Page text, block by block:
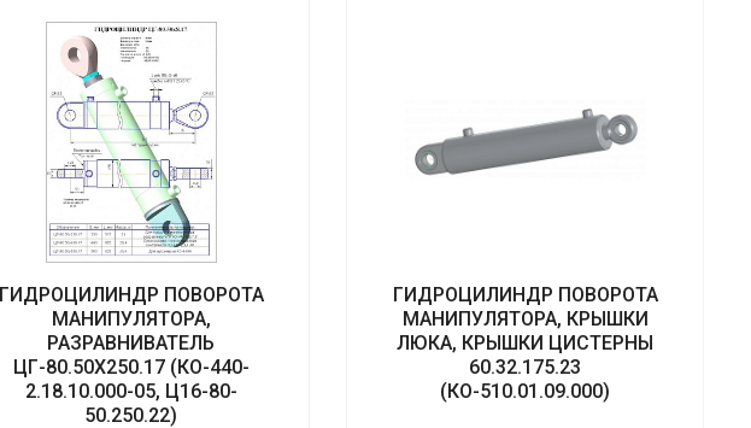
ГИДРОЦИЛИНДР ПОВОРОТА
МАНИПУЛЯТОРА,
РАЗРАВНИВАТЕЛЬ
ЦГ-80.50Х250.17 (КО-440-
2.18.10.000-05, Ц16-80-
50.250.22)
ГИДРОЦИЛИНДР ПОВОРОТА
МАНИПУЛЯТОРА, КРЫШКИ
ЛЮКА, КРЫШКИ ЦИСТЕРНЫ
60.32.175.23
(КО-510.01.09.000)